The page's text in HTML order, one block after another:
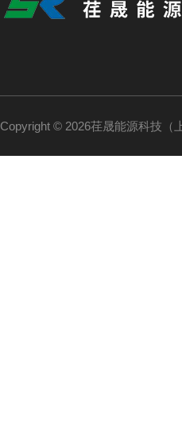
Copyright © 2026荏晟能源科技